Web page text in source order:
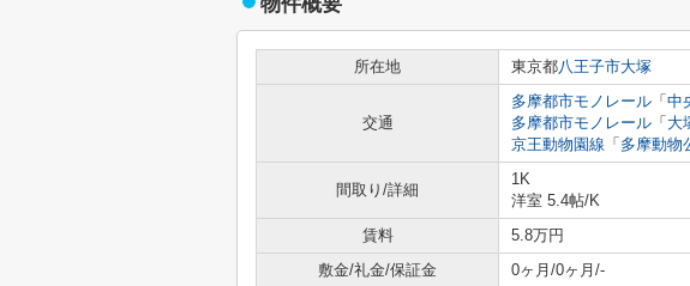
所在地 東京都八王子市大塚
交通
多摩都市モノレール 「 中
多摩都市モノレール 「 大
京王動物園線 「 多摩動物
間取り/詳細
1K
洋室 5.4帖/K
賃料 5.8万円
敷金/礼金/保証金
0ヶ月/0ヶ月/-